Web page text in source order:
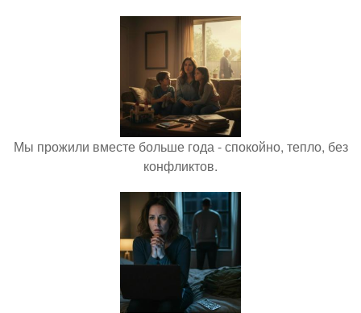
Мы прожили вместе больше года - спокойно, тепло, без
конфликтов.